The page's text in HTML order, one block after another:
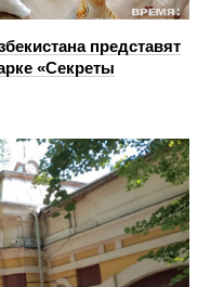
представят
«Секреты